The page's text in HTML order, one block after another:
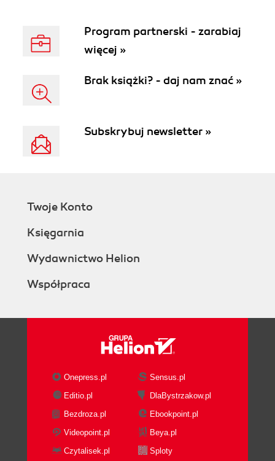
Program partnerski - zarabiaj
więcej »
Brak książki? - daj nam znać »
Subskrybuj newsletter »
Twoje Konto
Księgarnia
Wydawnictwo Helion
Współpraca
Onepress.pl
Sensus.pl
Editio.pl
DlaBystrzakow.pl
Bezdroza.pl
Ebookpoint.pl
Videopoint.pl
Beya.pl
Czytalisek.pl
Sploty